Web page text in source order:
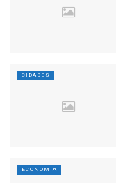
CIDADES
ECONOMIA